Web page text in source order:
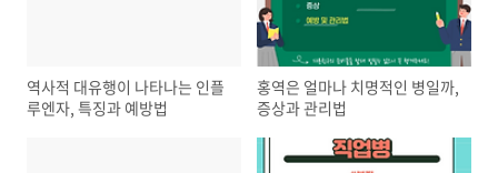
역사적 대유행이 나타나는 인플
루엔자, 특징과 예방법
홍역은 얼마나 치명적인 병일까,
증상과 관리법